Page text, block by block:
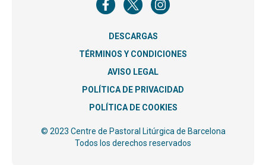
DESCARGAS
TÉRMINOS Y CONDICIONES
AVISO LEGAL
POLÍTICA DE PRIVACIDAD
POLÍTICA DE COOKIES
© 2023 Centre de Pastoral Litúrgica de Barcelona
Todos los derechos reservados